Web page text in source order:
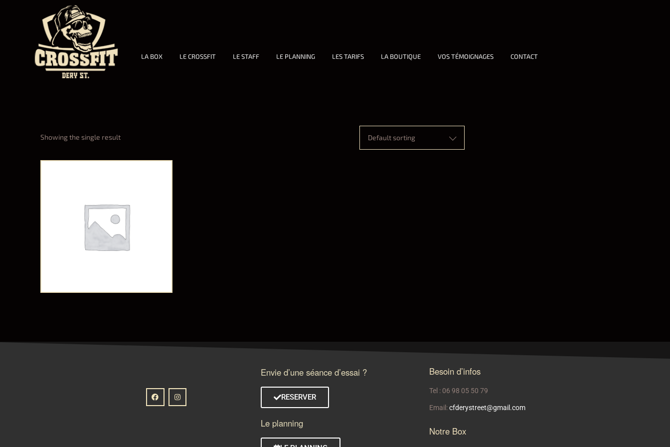
LA BOX LE CROSSFIT LE STAFF LE PLANNING LES TARIFS LA BOUTIQUE VOS TÉMOIGNAGES CONTACT
Showing the single result Default sorting
Envie d’une séance d’essai ?
RESERVER
Le planning
Besoin d’infos
Tel : 06 98 05 50 79
Email:cfderystreet@gmail.com
Notre Box